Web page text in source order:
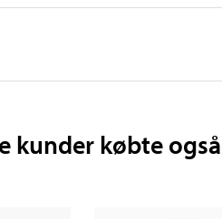
kunder købte også